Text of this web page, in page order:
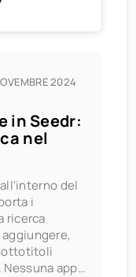
2024
in Seedr:
nel
del
i
ricerca
app